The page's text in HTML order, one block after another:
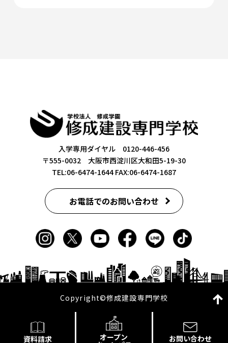
資料請求 オープン お問い合わせ
入学専用ダイヤル 0120-446-456
〒555-0032 大阪市西淀川区大和田5-19-30
TEL:06-6474-1644FAX:06-6474-1687
お電話でのお問い合わせ
Copyright©修成建設専門学校